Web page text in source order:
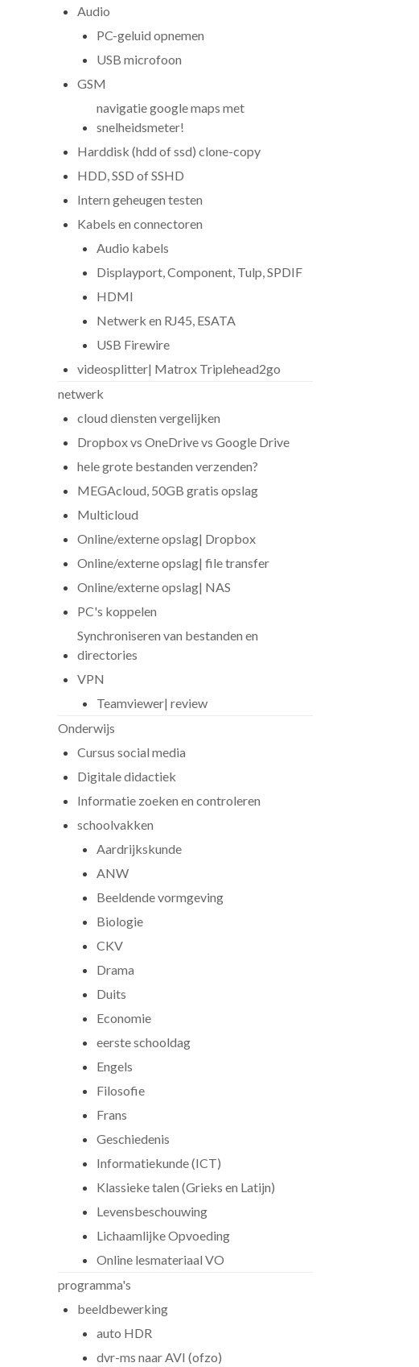
Audio
PC-geluid opnemen
USB microfoon
GSM
navigatie google maps met
snelheidsmeter!
Harddisk (hdd of ssd) clone-copy
HDD, SSD of SSHD
Intern geheugen testen
Kabels en connectoren
Audio kabels
Displayport, Component, Tulp, SPDIF
HDMI
Netwerk en RJ45, ESATA
USB Firewire
videosplitter| Matrox Triplehead2go
netwerk
cloud diensten vergelijken
Dropbox vs OneDrive vs Google Drive
hele grote bestanden verzenden?
MEGAcloud, 50GB gratis opslag
Multicloud
Online/externe opslag| Dropbox
Online/externe opslag| file transfer
Online/externe opslag| NAS
PC's koppelen
Synchroniseren van bestanden en
directories
VPN
Teamviewer| review
Onderwijs
Cursus social media
Digitale didactiek
Informatie zoeken en controleren
schoolvakken
Aardrijkskunde
ANW
Beeldende vormgeving
Biologie
CKV
Drama
Duits
Economie
eerste schooldag
Engels
Filosofie
Frans
Geschiedenis
Informatiekunde (ICT)
Klassieke talen (Grieks en Latijn)
Levensbeschouwing
Lichaamlijke Opvoeding
Online lesmateriaal VO
programma's
beeldbewerking
auto HDR
dvr-ms naar AVI (ofzo)